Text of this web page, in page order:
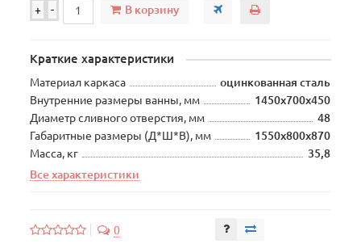
+ - В корзину
Краткие характеристики
Материал каркаса
оцинкованная сталь
Внутренние размеры ванны, мм
1450х700х450
Диаметр сливного отверстия, мм
48
Габаритные размеры (Д*Ш*В), мм
1550х800х870
Масса, кг
35,8
Все характеристики
0